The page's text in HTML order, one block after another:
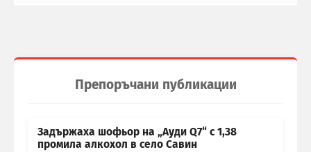
Препоръчани публикации
Задържаха шофьор на „Ауди Q7“ с 1,38
промила алкохол в село Савин